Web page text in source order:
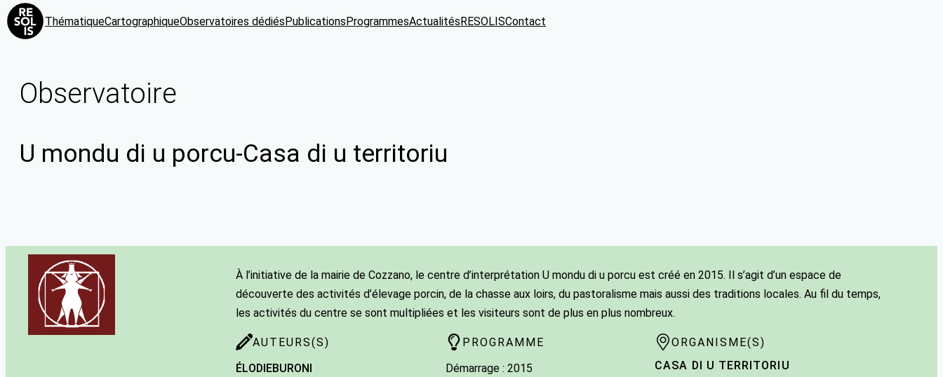
ThématiqueCartographiqueObservatoires dédiésPublicationsProgrammesActualitésRESOLISContact
Observatoire
U mondu di u porcu-Casa di u territoriu
À l’initiative de la mairie de Cozzano, le centre d’interprétation U mondu di u porcu est créé en 2015. Il s’agit d’un espace de
découverte des activités d’élevage porcin, de la chasse aux loirs, du pastoralisme mais aussi des traditions locales. Au fil du temps,
les activités du centre se sont multipliées et les visiteurs sont de plus en plus nombreux.
AUTEURS(S)
ÉLODIEBURONI
PROGRAMME
Démarrage : 2015
ORGANISME(S)
CASA DI U TERRITORIU